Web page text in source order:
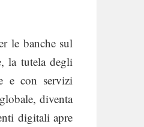
le banche sul
la tutela degli
e con servizi
diventa
digitali apre